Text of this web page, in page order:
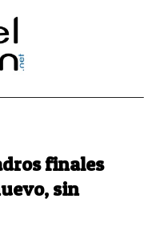
finales
sin